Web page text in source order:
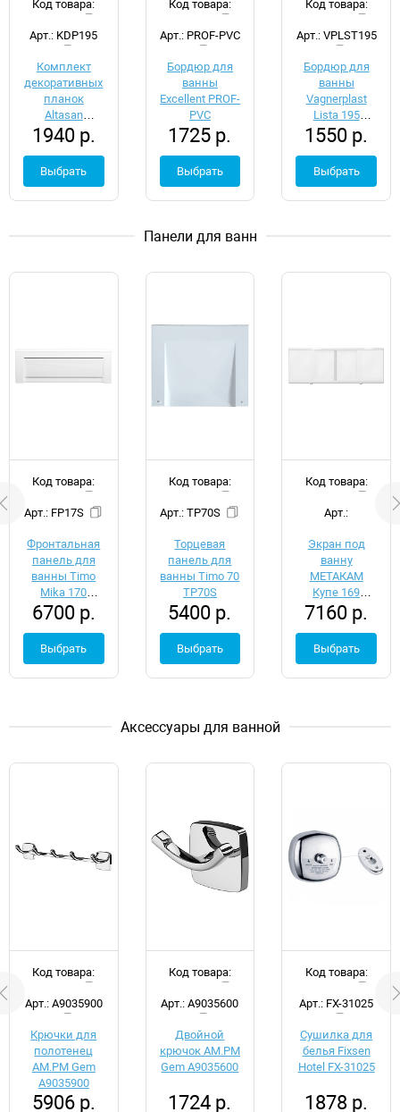
Код товара:
Арт.: KDP195
Комплект
декоративных
планок
Altasan
KDP195
1940 р.
Выбрать
Код товара:
Арт.: PROF-PVC
Бордюр для
ванны
Excellent PROF-
PVC
1725 р.
Выбрать
Код товара:
Арт.: VPLST195
Бордюр для
ванны
Vagnerplast
Lista 195
VPLST195
1550 р.
Выбрать
Панели для ванн
Код товара:
Арт.: FP17S
Фронтальная
панель для
ванны Timo
Mika 170
FP17S
6700 р.
Выбрать
Код товара:
Арт.: TP70S
Торцевая
панель для
ванны Timo 70
TP70S
5400 р.
Выбрать
Код товара:
Арт.:
Экран под
ванну
МЕТАКАМ
Купе 169
ЭЭS_002288
7160 р.
Выбрать
Аксессуары для ванной
Код товара:
Арт.: A9035900
Крючки для
полотенец
AM.PM Gem
A9035900
5906 р.
Код товара:
Арт.: A9035600
Двойной
крючок AM.PM
Gem A9035600
1724 р.
Код товара:
Арт.: FX-31025
Сушилка для
белья Fixsen
Hotel FX-31025
1878 р.